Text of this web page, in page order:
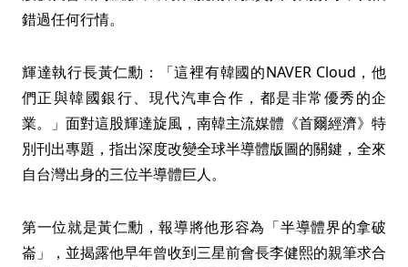
錯過任何行情。
輝達執行長黃仁勳：「這裡有韓國的NAVER Cloud，他
們正與韓國銀行、現代汽車合作，都是非常優秀的企
業。」面對這股輝達旋風，南韓主流媒體《首爾經濟》特
別刊出專題，指出深度改變全球半導體版圖的關鍵，全來
自台灣出身的三位半導體巨人。
第一位就是黃仁勳，報導將他形容為「半導體界的拿破
崙」，並揭露他早年曾收到三星前會長李健熙的親筆求合